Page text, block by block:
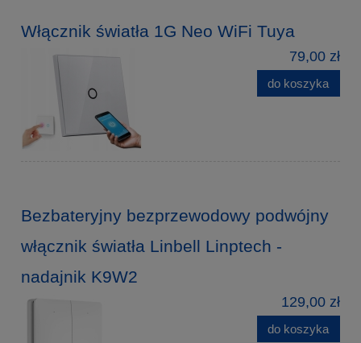
Włącznik światła 1G Neo WiFi Tuya
79,00 zł
do koszyka
Bezbateryjny bezprzewodowy podwójny
włącznik światła Linbell Linptech -
nadajnik K9W2
129,00 zł
do koszyka